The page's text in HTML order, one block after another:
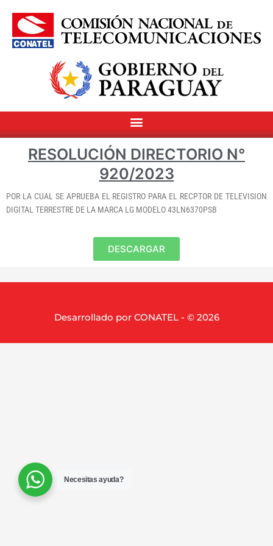
RESOLUCIÓN DIRECTORIO N°
920/2023
POR LA CUAL SE APRUEBA EL REGISTRO PARA EL RECPTOR DE TELEVISION
DIGITAL TERRESTRE DE LA MARCA LG MODELO 43LN6370PSB
DESCARGAR
Desarrollado por CONATEL - © 2026
Necesitas ayuda?